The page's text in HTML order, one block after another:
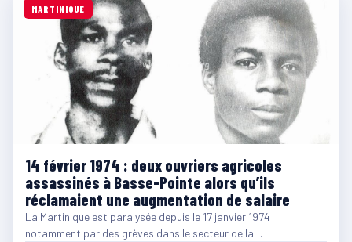
MARTINIQUE
14 février 1974 : deux ouvriers agricoles
assassinés à Basse-Pointe alors qu’ils
réclamaient une augmentation de salaire
La Martinique est paralysée depuis le 17 janvier 1974
notamment par des grèves dans le secteur de la…